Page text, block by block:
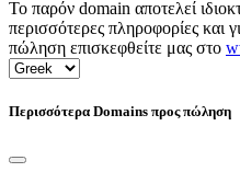
Το παρόν domain αποτελεί
περισσότερες πληροφορίες και
πώληση επισκεφθείτε μας στο
Περισσότερα Domains προς πώληση